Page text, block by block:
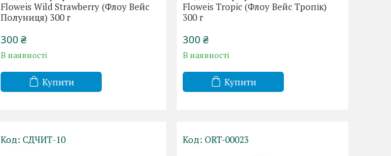
Floweis Wild Strawberry (Флоу Вейс
Полуниця) 300 г
300 ₴
В наявності
Купити
Floweis Tropic (Флоу Вейс Тропік)
300 г
300 ₴
В наявності
Купити
СДЧИТ-10 ORT-00023